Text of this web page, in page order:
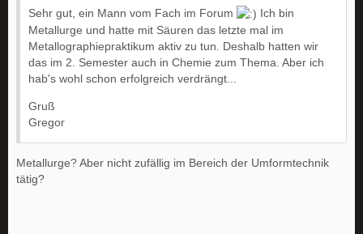
Sehr gut, ein Mann vom Fach im Forum
Ich bin
Metallurge und hatte mit Säuren das letzte mal im
Metallographiepraktikum aktiv zu tun. Deshalb hatten wir
das im 2. Semester auch in Chemie zum Thema. Aber ich
hab's wohl schon erfolgreich verdrängt...
Gruß
Gregor
Metallurge? Aber nicht zufällig im Bereich der Umformtechnik
tätig?